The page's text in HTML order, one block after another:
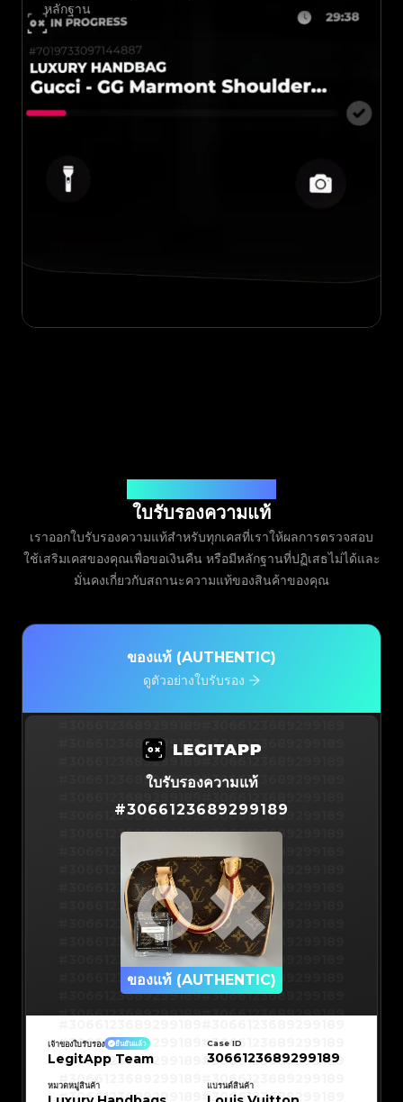
หลักฐาน
ใบรับรองความแท้
เราออกใบรับรองความแท้สำหรับทุกเคสที่เราให้ผลการตรวจสอบ
ใช้เสริมเคสของคุณเพื่อขอเงินคืน หรือมีหลักฐานที่ปฏิเสธไม่ได้และ
มั่นคงเกี่ยวกับสถานะความแท้ของสินค้าของคุณ
ของแท้ (AUTHENTIC)
ดูตัวอย่างใบรับรอง
#3066123689299189#3066123689299189
#3066123689299189#3066123689299189
#3066123689299189#3066123689299189
#3066123689299189#3066123689299189
#3066123689299189#3066123689299189
#3066123689299189#3066123689299189
#3066123689299189#3066123689299189
#3066123689299189#3066123689299189
#3066123689299189#3066123689299189
#3066123689299189#3066123689299189
#3066123689299189#3066123689299189
#3066123689299189#3066123689299189
#3066123689299189#3066123689299189
#3066123689299189#3066123689299189
#3066123689299189
#3066123689299189
#3066123689299189
#3066123689299189
#3066123689299189
#3066123689299189
ใบรับรองความแท้
#3066123689299189
ของแท้ (AUTHENTIC)
#3066123689299189
#3066123689299189
#3066123689299189
#3066123689299189
#3066123689299189
#3066123689299189
#3066123689299189
#3066123689299189
เจ้าของใบรับรอง ยืนยันแล้ว
LegitApp Team
Case ID
3066123689299189
หมวดหมู่สินค้า แบรนด์สินค้า